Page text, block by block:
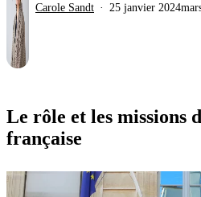
Carole Sandt 25 janvier 2024
Le rôle et les missions
française